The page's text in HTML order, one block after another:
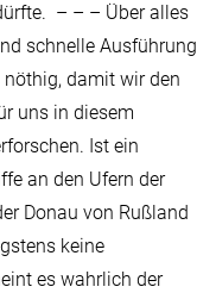
– – – Über alles
schnelle Ausführung
damit wir den
uns in diesem
Ist ein
an den Ufern der
Donau von Rußland
keine
es wahrlich der